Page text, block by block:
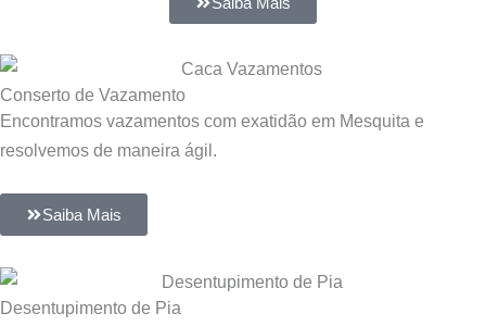
Conserto de Vazamento
Encontramos vazamentos com exatidão em Mesquita e
resolvemos de maneira ágil.
Saiba Mais
Desentupimento de Pia